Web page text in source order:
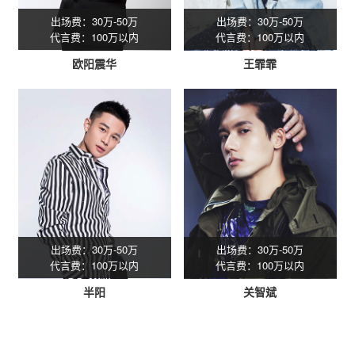
出场费：30万-50万
代言费：100万以内
欧阳震华
出场费：30万-50万
代言费：100万以内
王霏霏
出场费：30万-50万
代言费：100万以内
半阳
出场费：30万-50万
代言费：100万以内
关智斌